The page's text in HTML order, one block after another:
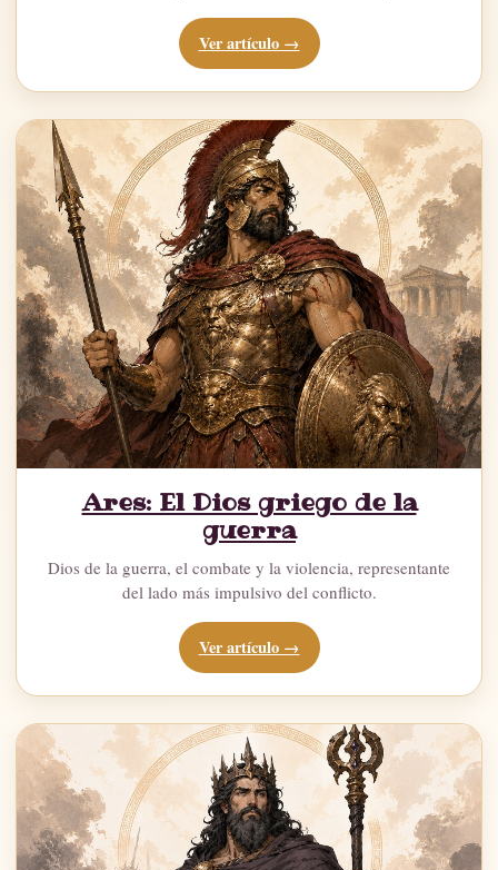
Ver artículo →
Ares: El Dios griego de la
guerra
Dios de la guerra, el combate y la violencia, representante
del lado más impulsivo del conflicto.
Ver artículo →